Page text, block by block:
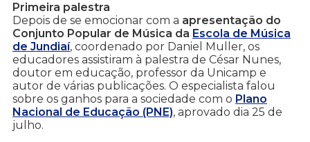
Primeira palestra
Depois de se emocionar com a apresentação do
Conjunto Popular de Música da Escola de Música
de Jundiaí, coordenado por Daniel Muller, os
educadores assistiram à palestra de César Nunes,
doutor em educação, professor da Unicamp e
autor de várias publicações. O especialista falou
sobre os ganhos para a sociedade com o Plano
Nacional de Educação (PNE), aprovado dia 25 de
julho.